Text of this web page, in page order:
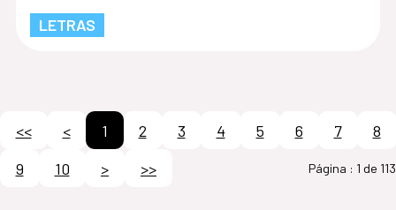
LETRAS
<< < 1 2 3 4 5 6 7
8
9
10 > >> Página : 1 de 113